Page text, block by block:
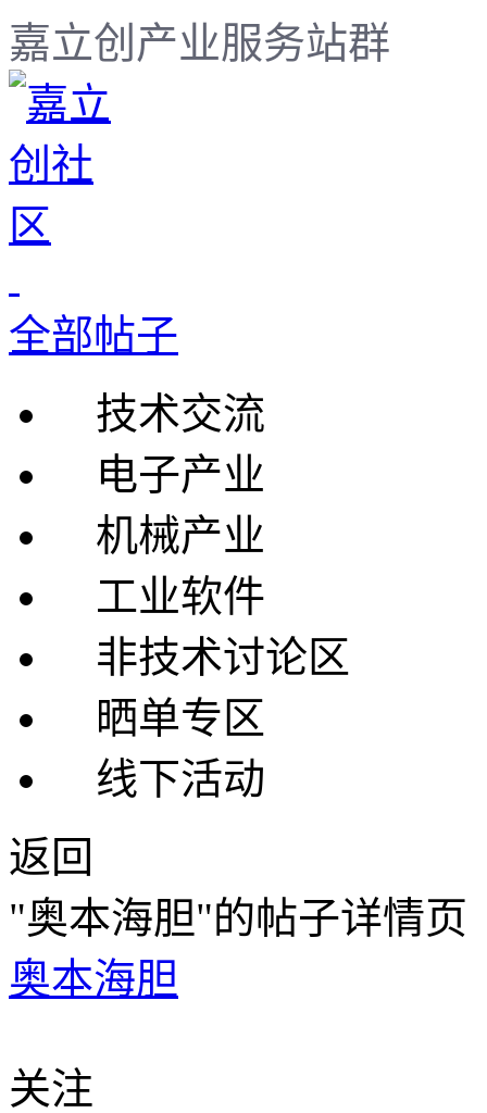
嘉立创产业服务站群
全部帖子
技术交流
电子产业
机械产业
工业软件
非技术讨论区
晒单专区
线下活动
返回
"奥本海胆"的帖子详情页
奥本海胆
关注